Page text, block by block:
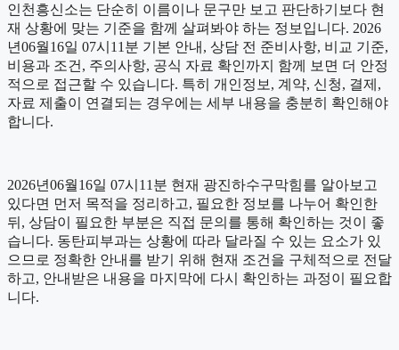
인천흥신소는 단순히 이름이나 문구만 보고 판단하기보다 현
재 상황에 맞는 기준을 함께 살펴봐야 하는 정보입니다. 2026
년06월16일 07시11분 기본 안내, 상담 전 준비사항, 비교 기준,
비용과 조건, 주의사항, 공식 자료 확인까지 함께 보면 더 안정
적으로 접근할 수 있습니다. 특히 개인정보, 계약, 신청, 결제,
자료 제출이 연결되는 경우에는 세부 내용을 충분히 확인해야
합니다.
2026년06월16일 07시11분 현재 광진하수구막힘를 알아보고
있다면 먼저 목적을 정리하고, 필요한 정보를 나누어 확인한
뒤, 상담이 필요한 부분은 직접 문의를 통해 확인하는 것이 좋
습니다. 동탄피부과는 상황에 따라 달라질 수 있는 요소가 있
으므로 정확한 안내를 받기 위해 현재 조건을 구체적으로 전달
하고, 안내받은 내용을 마지막에 다시 확인하는 과정이 필요합
니다.